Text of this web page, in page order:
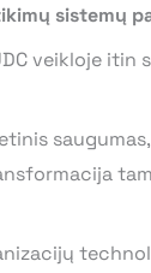
sistemų
veikloje